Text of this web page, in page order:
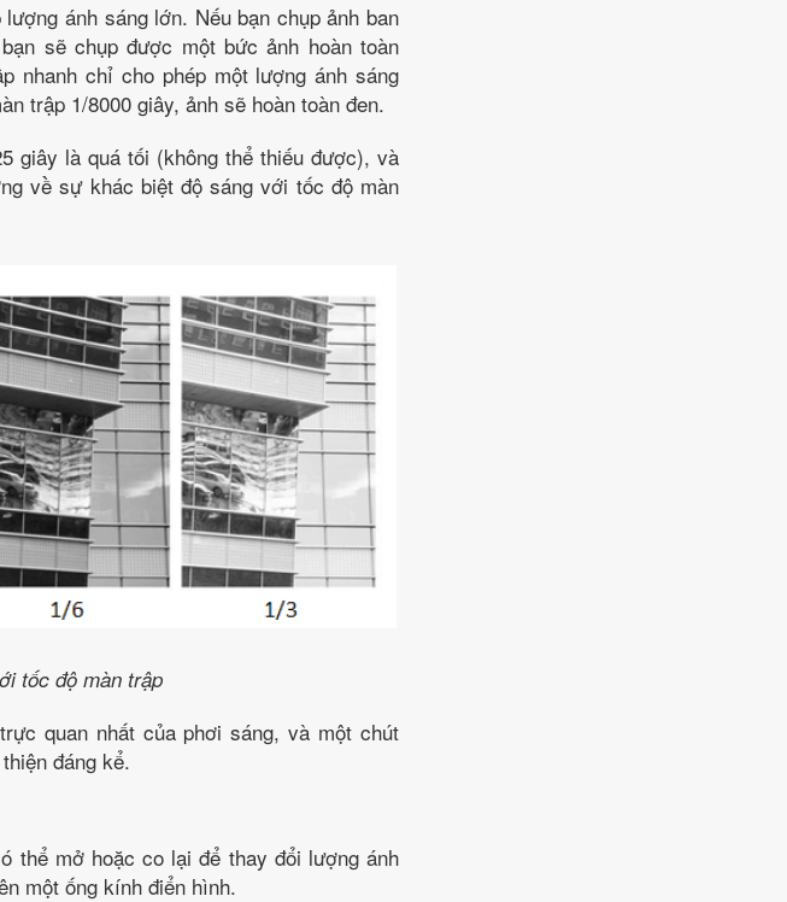
ánh sáng lớn. Nếu bạn chụp ảnh ban
sẽ chụp được một bức ảnh hoàn toàn
nhanh chỉ cho phép một lượng ánh sáng
trập 1/8000 giây, ảnh sẽ hoàn toàn đen.
giây là quá tối (không thể thiếu được), và
về sự khác biệt độ sáng với tốc độ màn
tốc độ màn trập
quan nhất của phơi sáng, và một chút
đáng kể.
thể mở hoặc co lại để thay đổi lượng ánh
một ống kính điển hình.